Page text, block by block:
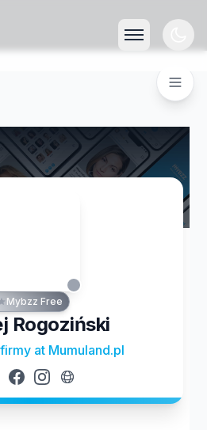
Mybzz Free
Rogoziński
at Mumuland.pl